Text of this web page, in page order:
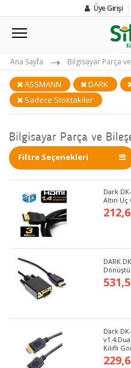
Üye Girişi
Ana Sayfa Bilgisayar Parça
ASSMANN DARK
Sadece Stoktakiler
Bilgisayar Parça ve
Filtre Seçenekleri
Dark
Altın
DARK
Dark
Kılıflı